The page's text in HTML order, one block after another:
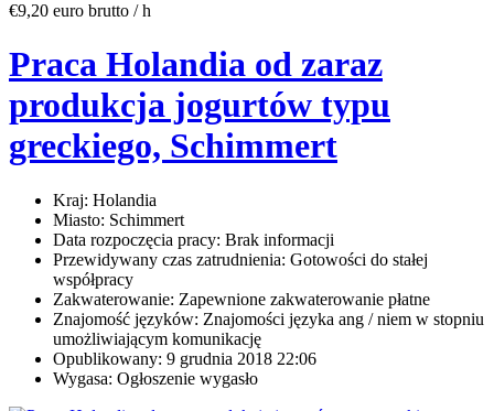
€9,20 euro brutto / h
Praca Holandia od zaraz
produkcja jogurtów typu
greckiego, Schimmert
Kraj: Holandia
Miasto: Schimmert
Data rozpoczęcia pracy: Brak informacji
Przewidywany czas zatrudnienia: Gotowości do stałej
współpracy
Zakwaterowanie: Zapewnione zakwaterowanie płatne
Znajomość języków: Znajomości języka ang / niem w stopniu
umożliwiającym komunikację
Opublikowany: 9 grudnia 2018 22:06
Wygasa: Ogłoszenie wygasło